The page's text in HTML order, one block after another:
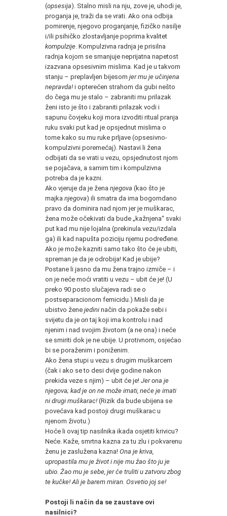
(opsesija). Stalno misli na nju, zove je, uhodi je,
proganja je, traži da se vrati. Ako ona odbija
pomirenje, njegovo proganjanje, fizičko nasilje
i/ili psihičko zlostavljanje poprima kvalitet
kompulzije . Kompulzivna radnja je prisilna
radnja kojom se smanjuje neprijatna napetost
izazvana opsesivnim mislima. Kad je u takvom
stanju – preplavljen bijesom jer mu je učinjena
nepravda! i opterećen strahom da gubi nešto
do čega mu je stalo – zabraniti mu prilazak
ženi isto je što i zabraniti prilazak vodi i
sapunu čovjeku koji mora izvoditi ritual pranja
ruku svaki put kad je opsjednut mislima o
tome kako su mu ruke prljave (opsesivno-
kompulzivni poremećaj). Nastavi li žena
odbijati da se vrati u vezu, opsjednutost njom
se pojačava, a samim tim i kompulzivna
potreba da je kazni.
Ako vjeruje da je žena njegova (kao što je
majka njegova) ili smatra da ima bogomdano
pravo da dominira nad njom jer je muškarac,
žena može očekivati da bude „kažnjena“ svaki
put kad mu nije lojalna (prekinula vezu/izdala
ga) ili kad napušta poziciju njemu podređene.
Ako je može kazniti samo tako što će je ubiti,
spreman je da je odrobija! Kad je ubije?
Postane li jasno da mu žena trajno izmiče – i
on je neće moći vratiti u vezu – ubit će je! (U
preko 90 posto slučajeva radi se o
postseparacionom femicidu.) Misli da je
ubistvo žene jedini način da pokaže sebi i
svijetu da je ontaj koji ima kontrolu i nad
njenim i nad svojim životom (a ne ona) i neće
se smiriti dok je ne ubije. U protivnom, osjećao
bi se poraženim i poniženim.
Ako žena stupi u vezu s drugim muškarcem
(čak i ako se to desi dvije godine nakon
prekida veze s njim) – ubit će je! Jer ona je
njegova; kad je on ne može imati, neće je imati
ni drugi muškarac! (Rizik da bude ubijena se
povećava kad postoji drugi muškarac u
njenom životu.)
Hoće li ovaj tip nasilnika ikada osjetiti krivicu?
Neće. Kaže, smrtna kazna za tu zlu i pokvarenu
ženu je zaslužena kazna! Ona je kriva,
upropastila mu je život i nije mu žao što ju je
ubio. Žao mu je sebe, jer će truliti u zatvoru zbog
te kučke! Ali je barem miran. Osvetio joj se!
Postoji li način da se zaustave ovi
nasilnici?